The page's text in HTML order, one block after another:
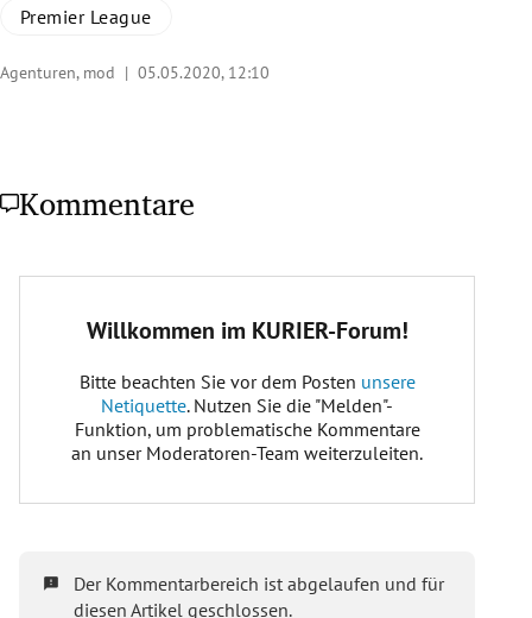
Premier League
Agenturen, mod | 05.05.2020, 12:10
Kommentare